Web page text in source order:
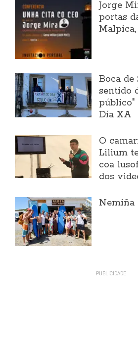
Jorge
portas
Malpica,
Boca de
sentido
público"
Día XA
O
Lilium
coa
dos
Nemiña